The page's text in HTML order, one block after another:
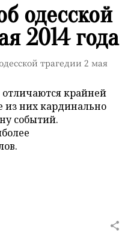
одесской
2014 года
трагедии 2 мая
крайней
из них кардинально
событий.